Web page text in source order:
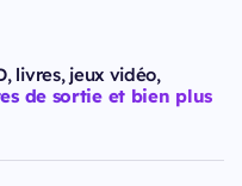
livres, jeux vidéo,
de sortie et bien plus